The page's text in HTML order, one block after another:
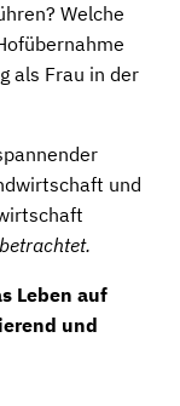
Welche
als Frau in der
und
betrachtet.
Leben auf
und